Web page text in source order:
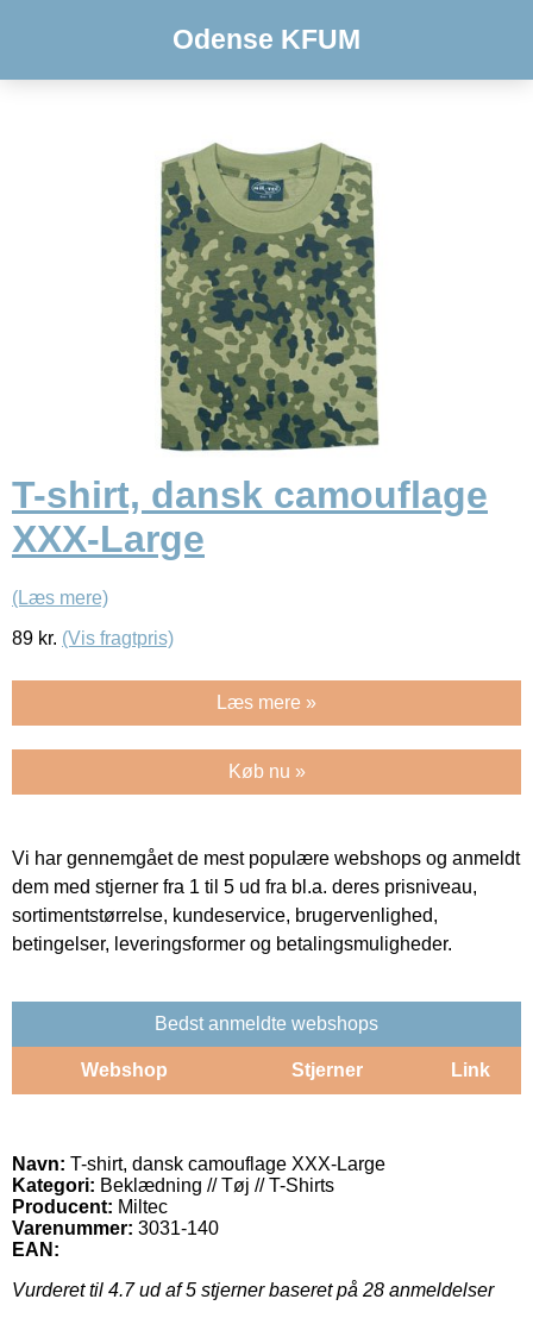
Odense KFUM
T-shirt, dansk camouflage
XXX-Large
(Læs mere)
89 kr. (Vis fragtpris)
Læs mere »
Køb nu »
Vi har gennemgået de mest populære webshops og anmeldt
dem med stjerner fra 1 til 5 ud fra bl.a. deres prisniveau,
sortimentstørrelse, kundeservice, brugervenlighed,
betingelser, leveringsformer og betalingsmuligheder.
Bedst anmeldte webshops
Webshop Stjerner Link
Navn: T-shirt, dansk camouflage XXX-Large
Kategori: Beklædning // Tøj // T-Shirts
Producent: Miltec
Varenummer: 3031-140
EAN:
Vurderet til 4.7ud af 5 stjerner baseret på 28 anmeldelser